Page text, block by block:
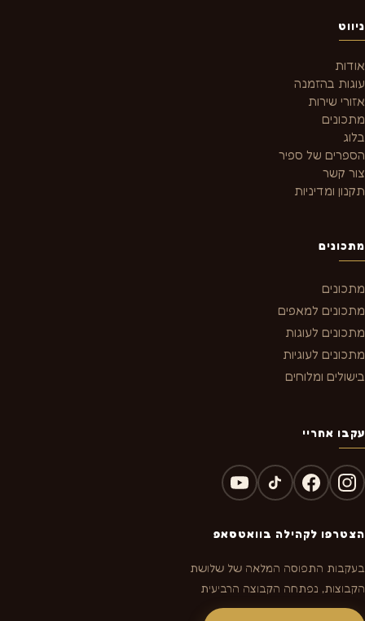
ניווט
אודות
עוגות בהזמנה
אזורי שירות
מתכונים
בלוג
הספרים של ספיר
צור קשר
תקנון ומדיניות
מתכונים
מתכונים
מתכונים למאפים
מתכונים לעוגות
מתכונים לעוגיות
בישולים ומלוחים
עקבו אחריי
הצטרפו לקהילה בוואטסאפ
בעקבות התפוסה המלאה של שלושת
הקבוצות, נפתחה הקבוצה הרביעית